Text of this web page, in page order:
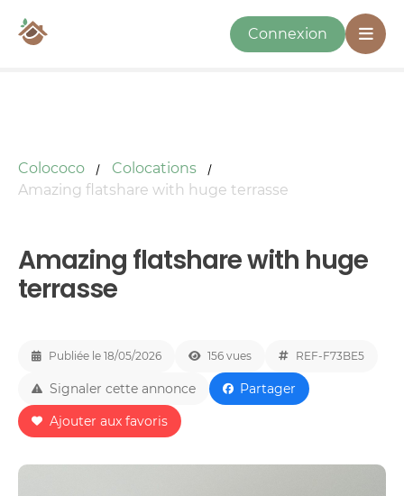
Connexion
Colococo
Colocations
Amazing flatshare with huge terrasse
Amazing flatshare with huge
terrasse
Publiée le 18/05/2026 156 vues REF-F73BE5
Signaler cette annonce
Partager
Ajouter aux favoris